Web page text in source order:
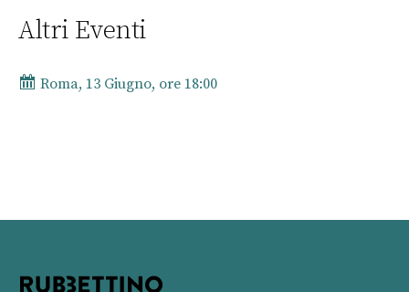
Altri Eventi
Roma, 13 Giugno, ore 18:00